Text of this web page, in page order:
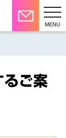
MENU
るご案